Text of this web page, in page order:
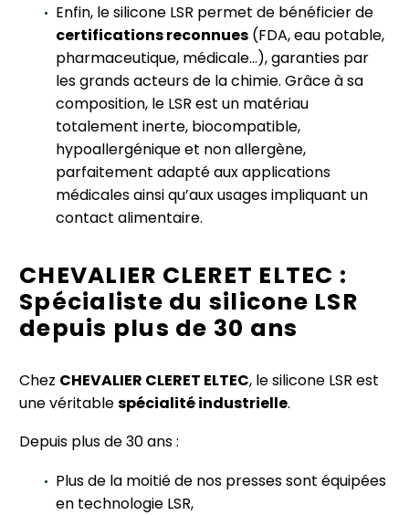
Enfin, le silicone LSR permet de bénéficier de
certifications reconnues (FDA, eau potable,
pharmaceutique, médicale…), garanties par
les grands acteurs de la chimie. Grâce à sa
composition, le LSR est un matériau
totalement inerte, biocompatible,
hypoallergénique et non allergène,
parfaitement adapté aux applications
médicales ainsi qu’aux usages impliquant un
contact alimentaire.
CHEVALIER CLERET ELTEC :
Spécialiste du silicone LSR
depuis plus de 30 ans
Chez CHEVALIER CLERET ELTEC, le silicone LSR est
une véritablespécialité industrielle.
Depuis plus de 30 ans :
Plus de la moitié de nos presses sont équipées
en technologie LSR,